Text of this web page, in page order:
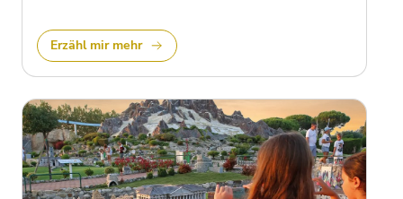
Erzähl mir mehr